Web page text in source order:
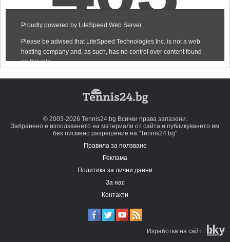
© 2003-2026 Tennis24.bg Всички права запазени.
Забранено е използването на материали от сайта и публикуването им
без писмено разрешение на "Tennis24.bg"
Правила за ползване
Реклама
Политика за лични данни
За нас
Контакти
Изработка на сайт